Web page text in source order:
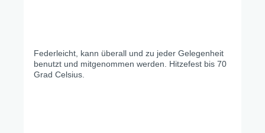
Federleicht, kann überall und zu jeder Gelegenheit
benutzt und mitgenommen werden. Hitzefest bis 70
Grad Celsius.